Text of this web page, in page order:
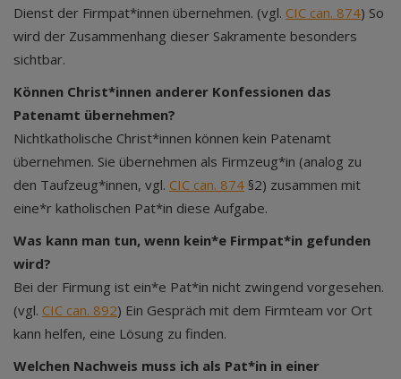
Dienst der Firmpat*innen übernehmen. (vgl. CIC can. 874) So
wird der Zusammenhang dieser Sakramente besonders
sichtbar.
Können Christ*innen anderer Konfessionen das
Patenamt übernehmen?
Nichtkatholische Christ*innen können kein Patenamt
übernehmen. Sie übernehmen als Firmzeug*in (analog zu
den Taufzeug*innen, vgl. CIC can. 874 §2) zusammen mit
eine*r katholischen Pat*in diese Aufgabe.
Was kann man tun, wenn kein*e Firmpat*in gefunden
wird?
Bei der Firmung ist ein*e Pat*in nicht zwingend vorgesehen.
(vgl. CIC can. 892) Ein Gespräch mit dem Firmteam vor Ort
kann helfen, eine Lösung zu finden.
Welchen Nachweis muss ich als Pat*in in einer